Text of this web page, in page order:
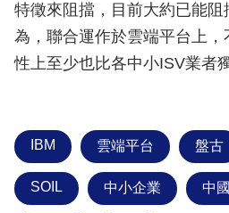
特徵來阻擋，目前大約已能
為，聯合運作於雲端平台上
性上至少也比各中小ISV業者
IBM 雲端平台 盤古
SOIL 中小企業 中